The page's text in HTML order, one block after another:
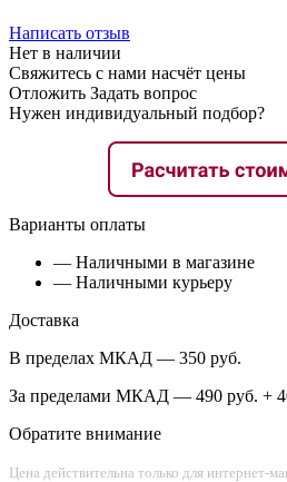
Написать отзыв
Нет в наличии
Свяжитесь с нами насчёт цены
Отложить Задать вопрос
Нужен индивидуальный подбор?
Варианты оплаты
— Наличными в магазине
— Наличными курьеру
Доставка
В пределах МКАД — 350 руб.
За пределами МКАД — 490 руб. +
Обратите внимание
Цена действительна только для интернет-